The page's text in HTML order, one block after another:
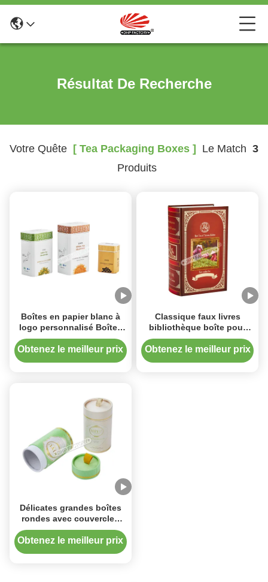
Résultat De Recherche
Votre Quête [ Tea Packaging Boxes ] Le Match 3
Produits
Boîtes en papier blanc à
logo personnalisé Boîtes
en papier écologiques
pour emballage de thé
Obtenez le meilleur prix
Classique faux livres
bibliothèque boîte pour
l'emballage du thé
Obtenez le meilleur prix
Délicates grandes boîtes
rondes avec couvercles
pour l'emballage des
aliments pour le thé et le
Obtenez le meilleur prix